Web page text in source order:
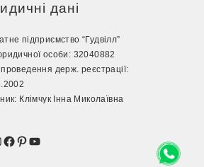
дані
підприємство “Гудвілл”
особи: 32040882
держ. реєстрації:
Клімчук Інна Миколаївна
Facebook
Pinterest
YouTube